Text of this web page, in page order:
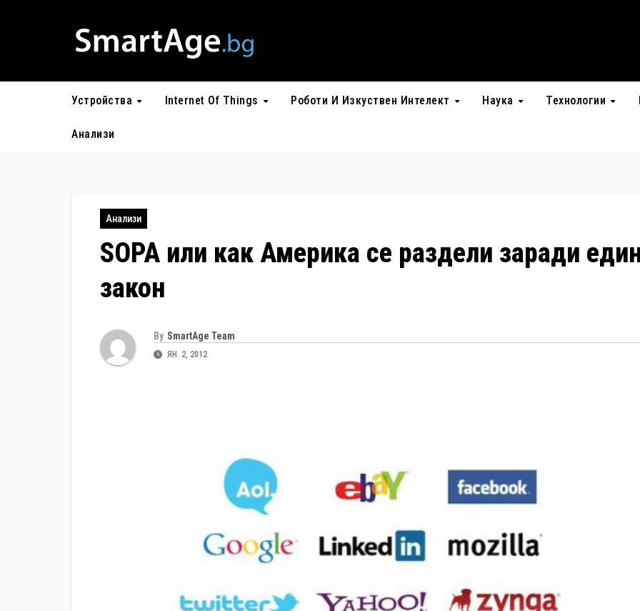
Устройства Internet Of Things Роботи И Изкуствен Интелект Наука Технологии
Анализи
Анализи
SOPA или как Америка се раздели заради
закон
By SmartAge Team
ЯН. 2, 2012